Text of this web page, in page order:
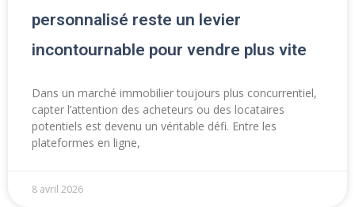
personnalisé reste un levier
incontournable pour vendre plus vite
Dans un marché immobilier toujours plus concurrentiel,
capter l’attention des acheteurs ou des locataires
potentiels est devenu un véritable défi. Entre les
plateformes en ligne,
8 avril 2026